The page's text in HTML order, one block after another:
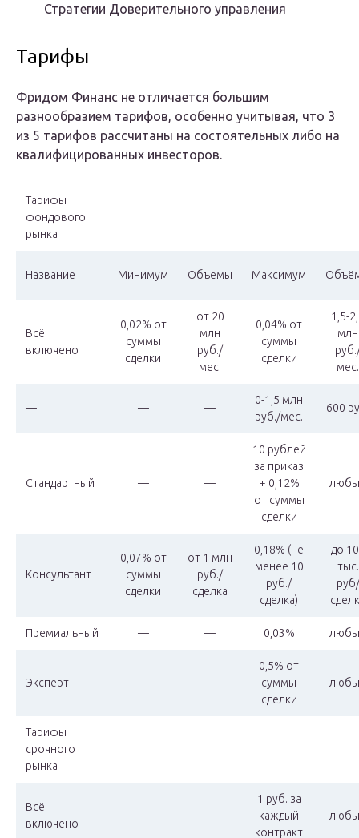
Стратегии Доверительного управления
Тарифы
Фридом Финанс не отличается большим
разнообразием тарифов, особенно учитывая, что 3
из 5 тарифов рассчитаны на состоятельных либо на
квалифицированных инвесторов.
Тарифы
фондового
рынка
Название Минимум Объемы Максимум
Всё
включено
0,02% от
суммы
сделки
от 20
млн
руб./
мес.
0,04% от
суммы
сделки
1,5-
млн
мес.
— — —
0-1,5 млн
руб./мес.
600
Стандартный — —
10 рублей
за приказ
+ 0,12%
от суммы
сделки
Консультант
0,07% от
суммы
сделки
от 1 млн
руб./
сделка
0,18% (не
менее 10
руб./
сделка)
до
тыс.
руб/
Премиальный — — 0,03%
Эксперт — —
0,5% от
суммы
сделки
Тарифы
срочного
рынка
Всё
включено
— —
1 руб. за
каждый
контракт